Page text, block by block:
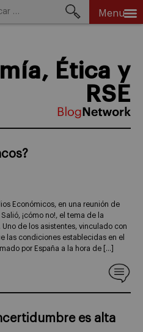
Menu
Ética y
RSE
Económicos, en una reunión de
¡cómo no!, el tema de la
de los asistentes, vinculado con
las condiciones establecidas en el
por España a la hora de […]
es alta